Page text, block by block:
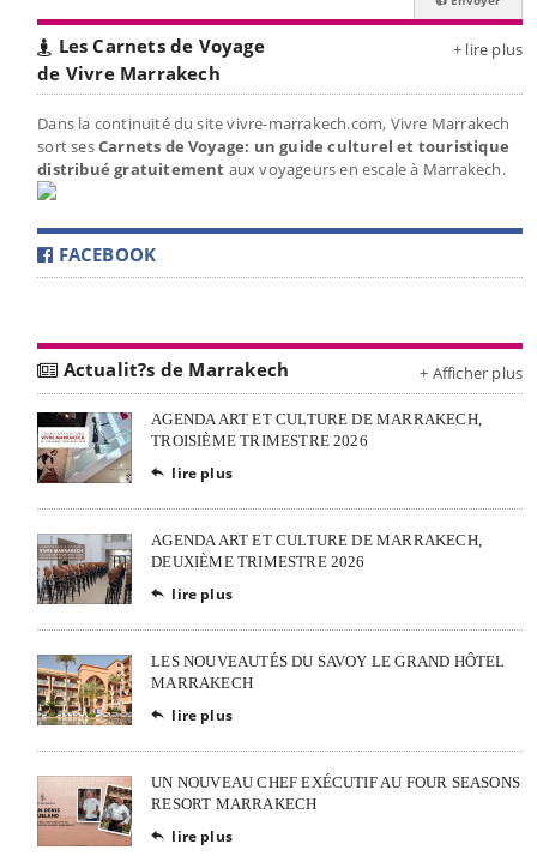
Les Carnets de Voyage
de Vivre Marrakech
+ lire plus
Dans la continuité du site vivre-marrakech.com, Vivre Marrakech
sort sesCarnets de Voyage: un guide culturel et touristique
distribué gratuitement aux voyageurs en escale à Marrakech.
FACEBOOK
Actualit?s de Marrakech + Afficher plus
AGENDA ART ET CULTURE DE MARRAKECH,
TROISIÈME TRIMESTRE 2026
 lire plus
AGENDA ART ET CULTURE DE MARRAKECH,
DEUXIÈME TRIMESTRE 2026
 lire plus
LES NOUVEAUTÉS DU SAVOY LE GRAND HÔTEL
MARRAKECH
 lire plus
UN NOUVEAU CHEF EXÉCUTIF AU FOUR SEASONS
RESORT MARRAKECH
 lire plus